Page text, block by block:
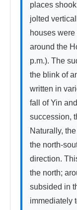
places
jolted
houses
around the
p.m.). The
the blink of
written in
fall of Yin
succession,
Naturally,
the north-
direction.
the north;
subsided in
immediately